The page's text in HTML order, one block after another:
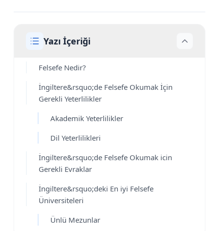
Yazı İçeriği
Felsefe Nedir?
İngiltere&rsquo;de Felsefe Okumak İçin
Gerekli Yeterlilikler
Akademik Yeterlilikler
Dil Yeterlilikleri
İngiltere&rsquo;de Felsefe Okumak icin
Gerekli Evraklar
İngiltere&rsquo;deki En iyi Felsefe
Üniversiteleri
Ünlü Mezunlar